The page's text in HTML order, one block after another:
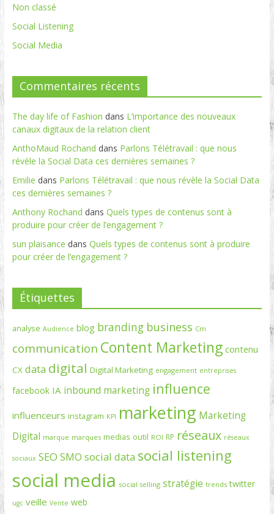
Non classé
Social Listening
Social Media
Commentaires récents
The day life of Fashion dans L’importance des nouveaux
canaux digitaux de la relation client
AnthoMaud Rochand dans Parlons Télétravail : que nous
révèle la Social Data ces dernières semaines ?
Emilie dans Parlons Télétravail : que nous révèle la Social Data
ces dernières semaines ?
Anthony Rochand dans Quels types de contenus sont à
produire pour créer de l’engagement ?
sun plaisance dans Quels types de contenus sont à produire
pour créer de l’engagement ?
Étiquettes
analyse Audience blog branding business Cm
communication Content Marketing contenu
CX data digital Digital Marketing engagement entreprises
facebook IA inbound marketing influence
influenceurs instagram KPI marketing Marketing
Digital marque marques medias outil ROI RP réseaux réseaux
sociaux SEO SMO social data social listening
social media social selling stratégie trends twitter
ugc veille Vente web